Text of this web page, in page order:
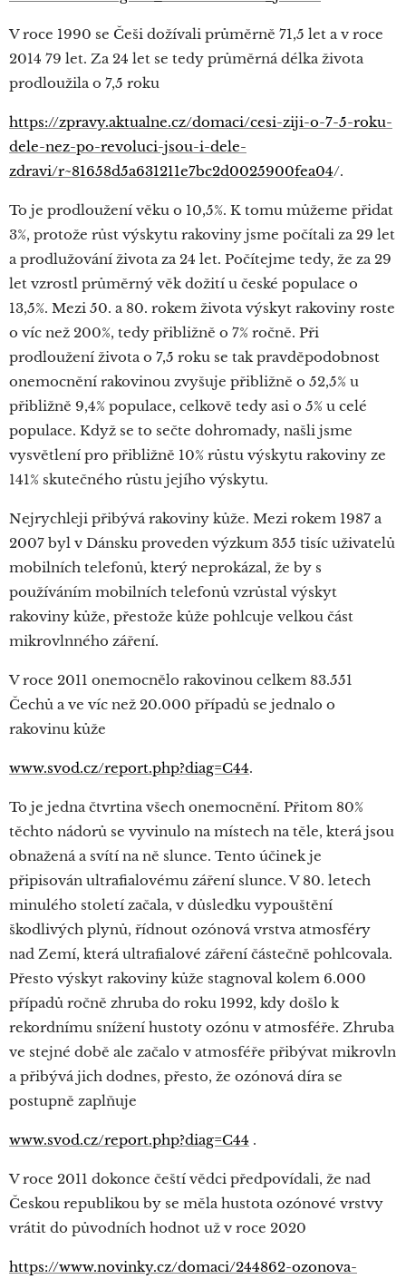
V roce 1990 se Češi dožívali průměrně 71,5 let a v roce
2014 79 let. Za 24 let se tedy průměrná délka života
prodloužila o 7,5 roku
https://zpravy.aktualne.cz/domaci/cesi-ziji-o-7-5-roku-
dele-nez-po-revoluci-jsou-i-dele-
zdravi/r~81658d5a631211e7bc2d0025900fea04/.
To je prodloužení věku o 10,5%. K tomu můžeme přidat
3%, protože růst výskytu rakoviny jsme počítali za 29 let
a prodlužování života za 24 let. Počítejme tedy, že za 29
let vzrostl průměrný věk dožití u české populace o
13,5%. Mezi 50. a 80. rokem života výskyt rakoviny roste
o víc než 200%, tedy přibližně o 7% ročně. Při
prodloužení života o 7,5 roku se tak pravděpodobnost
onemocnění rakovinou zvyšuje přibližně o 52,5% u
přibližně 9,4% populace, celkově tedy asi o 5% u celé
populace. Když se to sečte dohromady, našli jsme
vysvětlení pro přibližně 10% růstu výskytu rakoviny ze
141% skutečného růstu jejího výskytu.
Nejrychleji přibývá rakoviny kůže. Mezi rokem 1987 a
2007 byl v Dánsku proveden výzkum 355 tisíc uživatelů
mobilních telefonů, který neprokázal, že by s
používáním mobilních telefonů vzrůstal výskyt
rakoviny kůže, přestože kůže pohlcuje velkou část
mikrovlnného záření.
V roce 2011 onemocnělo rakovinou celkem 83.551
Čechů a ve víc než 20.000 případů se jednalo o
rakovinu kůže
www.svod.cz/report.php?diag=C44.
To je jedna čtvrtina všech onemocnění. Přitom 80%
těchto nádorů se vyvinulo na místech na těle, která jsou
obnažená a svítí na ně slunce. Tento účinek je
připisován ultrafialovému záření slunce. V 80. letech
minulého století začala, v důsledku vypouštění
škodlivých plynů, řídnout ozónová vrstva atmosféry
nad Zemí, která ultrafialové záření částečně pohlcovala.
Přesto výskyt rakoviny kůže stagnoval kolem 6.000
případů ročně zhruba do roku 1992, kdy došlo k
rekordnímu snížení hustoty ozónu v atmosféře. Zhruba
ve stejné době ale začalo v atmosféře přibývat mikrovln
a přibývá jich dodnes, přesto, že ozónová díra se
postupně zaplňuje
www.svod.cz/report.php?diag=C44 .
V roce 2011 dokonce čeští vědci předpovídali, že nad
Českou republikou by se měla hustota ozónové vrstvy
vrátit do původních hodnot už v roce 2020
https://www.novinky.cz/domaci/244862-ozonova-